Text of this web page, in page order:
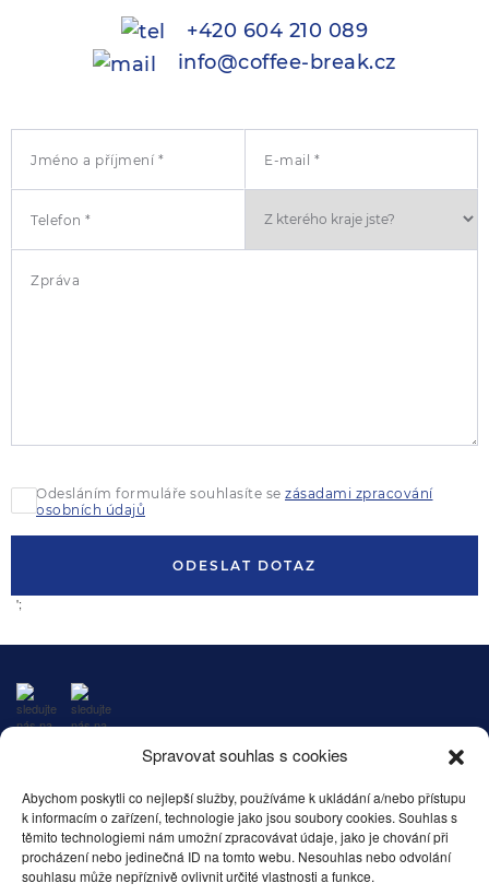
Spravovat souhlas s cookies
Abychom poskytli co nejlepší služby, používáme k ukládání a/nebo přístupu
k informacím o zařízení, technologie jako jsou soubory cookies. Souhlas s
těmito technologiemi nám umožní zpracovávat údaje, jako je chování při
procházení nebo jedinečná ID na tomto webu. Nesouhlas nebo odvolání
souhlasu může nepříznivě ovlivnit určité vlastnosti a funkce.
+420 604 210 089
info@coffee-break.cz
Jméno a příjmení * E-mail *
Telefon *
Zpráva
Odesláním formuláře souhlasíte se zásadami zpracování
osobních údajů
ODESLAT DOTAZ
';
Espressolavazza.cz
MENU